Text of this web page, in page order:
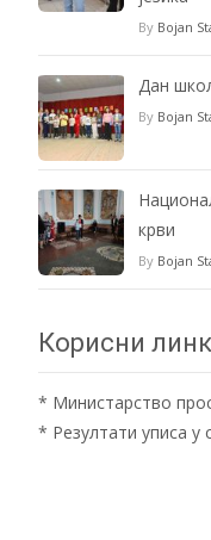
By Bojan
Дан
By Bojan
крви
By Bojan
Корисни
* Министарство
* Резултати уписа